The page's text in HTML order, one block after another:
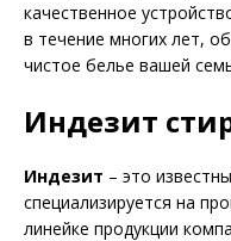
качественное
в течение многих лет,
чистое белье вашей
Индезит
Индезит – это
специализируется на
линейке продукции